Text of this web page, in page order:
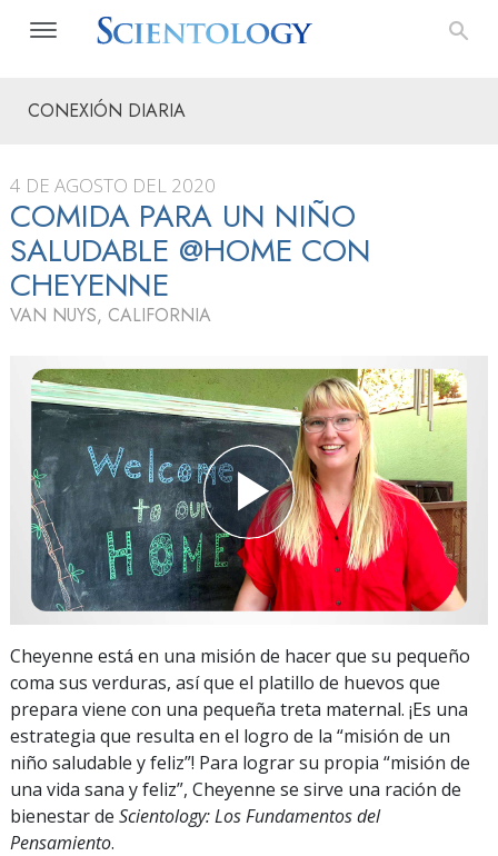
CONEXIÓN DIARIA
4 DE AGOSTO DEL 2020
COMIDA PARA UN NIÑO
SALUDABLE @HOME CON
CHEYENNE
VAN NUYS, CALIFORNIA
Cheyenne está en una misión de hacer que su pequeño
coma sus verduras, así que el platillo de huevos que
prepara viene con una pequeña treta maternal. ¡Es una
estrategia que resulta en el logro de la “misión de un
niño saludable y feliz”! Para lograr su propia “misión de
una vida sana y feliz”, Cheyenne se sirve una ración de
bienestar de Scientology: Los Fundamentos del
Pensamiento.